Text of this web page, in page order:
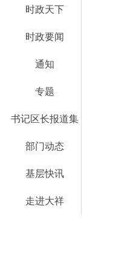
时政天下
时政要闻
通知
专题
书记区长报道集
部门动态
基层快讯
走进大祥